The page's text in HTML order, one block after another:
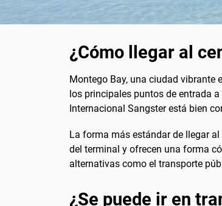
¿Cómo llegar al
Montego Bay, una ciudad vibrante
los principales puntos de entrada
Internacional Sangster está bien
La forma más estándar de llegar
del terminal y ofrecen una forma
alternativas como el transporte
¿Se puede ir en